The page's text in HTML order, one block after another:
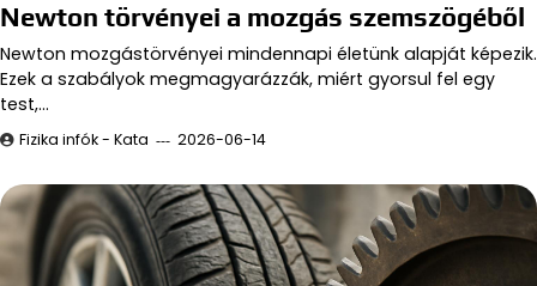
Newton törvényei a mozgás szemszögéből
Newton mozgástörvényei mindennapi életünk alapját képezik.
Ezek a szabályok megmagyarázzák, miért gyorsul fel egy
test,…
Fizika infók - Kata 2026-06-14